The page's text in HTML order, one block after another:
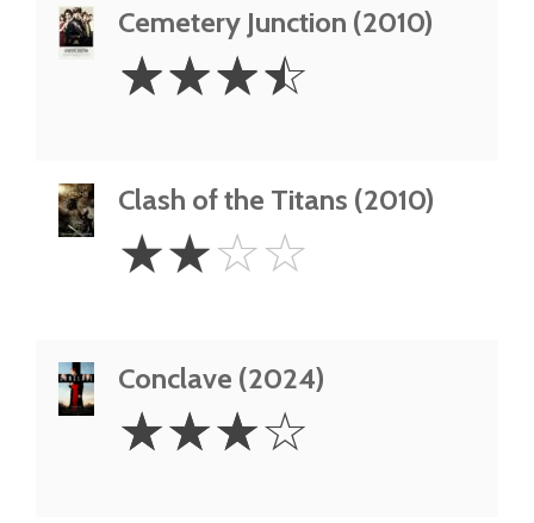
Cemetery Junction (2010)
3.5
Stars
☆☆☆☆
Clash of the Titans (2010)
Stars
☆☆☆☆
Conclave (2024)
Stars
☆☆☆☆